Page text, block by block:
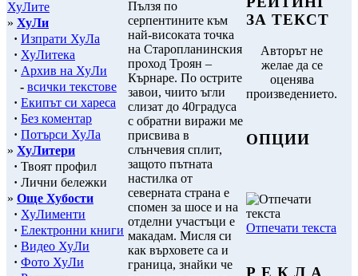
ХуЛите
» ХуЛи
· Изпрати ХуЛа
· ХуЛитека
· Архив на ХуЛи
- всички текстове
· Екипът си хареса
· Без коментар
· Потърси ХуЛа
» ХуЛитери
· Твоят профил
· Лични бележки
» Още Хубости
· ХуЛименти
· Електронни книги
· Видео ХуЛи
· Фото ХуЛи
Пълзя по
серпентините към
най-високата точка
на Старопланинския
проход Троян –
Кърнаре. По острите
завои, чиито ъгли
слизат до 40градуса
с обратни виражи ме
присвива в
слънчевия сплит,
защото пътната
настилка от
северната страна е
спомен за шосе и на
отделни участъци е
макадам. Мисля си
как върховете са и
граница, знайки че
ЗА ТЕКСТ
Авторът не
желае да се
оценява
произведението.
ОПЦИИ
Отпечати текста